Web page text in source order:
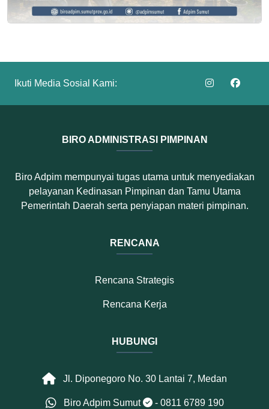
Ikuti Media Sosial Kami:
BIRO ADMINISTRASI PIMPINAN
Biro Adpim mempunyai tugas utama untuk menyediakan
pelayanan Kedinasan Pimpinan dan Tamu Utama
Pemerintah Daerah serta penyiapan materi pimpinan.
RENCANA
Rencana Strategis
Rencana Kerja
HUBUNGI
Jl. Diponegoro No. 30 Lantai 7, Medan
Biro Adpim Sumut - 0811 6789 190